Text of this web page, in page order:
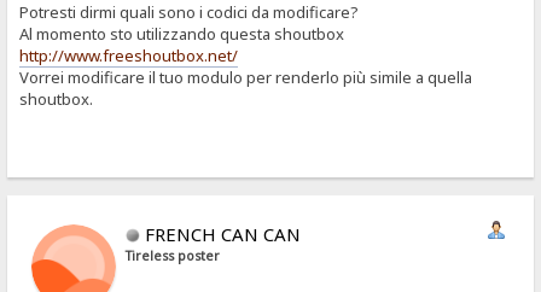
Potresti dirmi quali sono i codici da modificare?
Al momento sto utilizzando questa shoutbox
http://www.freeshoutbox.net/
Vorrei modificare il tuo modulo per renderlo più simile a quella
shoutbox.
FRENCH CAN CAN
Tireless poster